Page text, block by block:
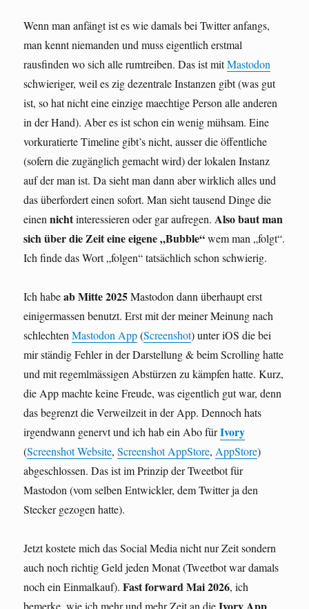
Wenn man anfängt ist es wie damals bei Twitter anfangs,
man kennt niemanden und muss eigentlich erstmal
rausfinden wo sich alle rumtreiben. Das ist mitMastodon
schwieriger, weil es zig dezentrale Instanzen gibt (was gut
ist, so hat nicht eine einzige maechtige Person alle anderen
in der Hand). Aber es ist schon ein wenig mühsam. Eine
vorkuratierte Timeline gibt’s nicht, ausser die öffentliche
(sofern die zugänglich gemacht wird) der lokalen Instanz
auf der man ist. Da sieht man dann aber wirklich alles und
das überfordert einen sofort. Man sieht tausend Dinge die
einennichtinteressieren oder gar aufregen. Also baut man
sich über die Zeit eine eigene „Bubble“wem man „folgt“.
Ich finde das Wort „folgen“ tatsächlich schon schwierig.
Ich habeab Mitte 2025Mastodon dann überhaupt erst
einigermassen benutzt. Erst mit der meiner Meinung nach
schlechtenMastodon App(Screenshot) unter iOS die bei
mir ständig Fehler in der Darstellung & beim Scrolling hatte
und mit regemlmässigen Abstürzen zu kämpfen hatte. Kurz,
die App machte keine Freude, was eigentlich gut war, denn
das begrenzt die Verweilzeit in der App. Dennoch hats
irgendwann genervt und ich hab ein Abo fürIvory
(Screenshot Website,Screenshot AppStore, AppStore)
abgeschlossen. Das ist im Prinzip der Tweetbot für
Mastodon (vom selben Entwickler, dem Twitter ja den
Stecker gezogen hatte).
Jetzt kostete mich das Social Media nicht nur Zeit sondern
auch noch richtig Geld jeden Monat (Tweetbot war damals
noch ein Einmalkauf).Fast forward Mai 2026, ich
bemerke, wie ich mehr und mehr Zeit an dieIvory App